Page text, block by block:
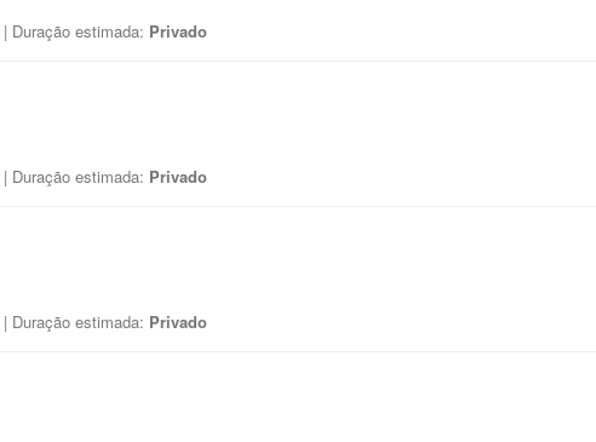
| Duração estimada: Privado
| Duração estimada: Privado
| Duração estimada: Privado